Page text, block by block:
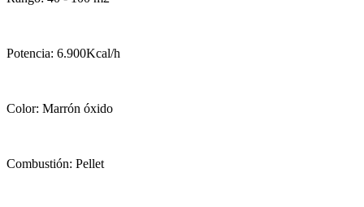
Potencia: 6.900Kcal/h
Color: Marrón óxido
Combustión: Pellet